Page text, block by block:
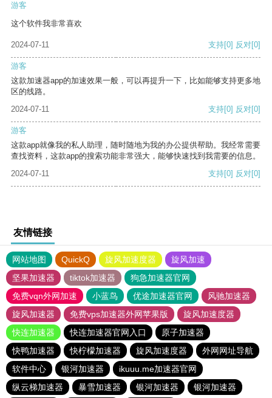
游客
这个软件我非常喜欢
2024-07-11 支持[0] 反对[0]
游客
这款加速器app的加速效果一般，可以再提升一下，比如能够支持更多地
区的线路。
2024-07-11
支持[0] 反对[0]
游客
这款app就像我的私人助理，随时随地为我的办公提供帮助。我经常需要
查找资料，这款app的搜索功能非常强大，能够快速找到我需要的信息。
2024-07-11
支持[0] 反对[0]
友情链接
网站地图 QuickQ 旋风加速度器
旋风加速
坚果加速器
tiktok加速器
狗急加速器官网
免费vqn外网加速
小蓝鸟 优途加速器官网
风驰加速器
旋风加速器
免费vps加速器外网苹果版
旋风加速度器
快连加速器
快连加速器官网入口
原子加速器
快鸭加速器
快柠檬加速器 旋风加速度器
外网网址导航
软件中心
银河加速器
ikuuu.me加速器官网
纵云梯加速器
暴雪加速器 银河加速器 银河加速器